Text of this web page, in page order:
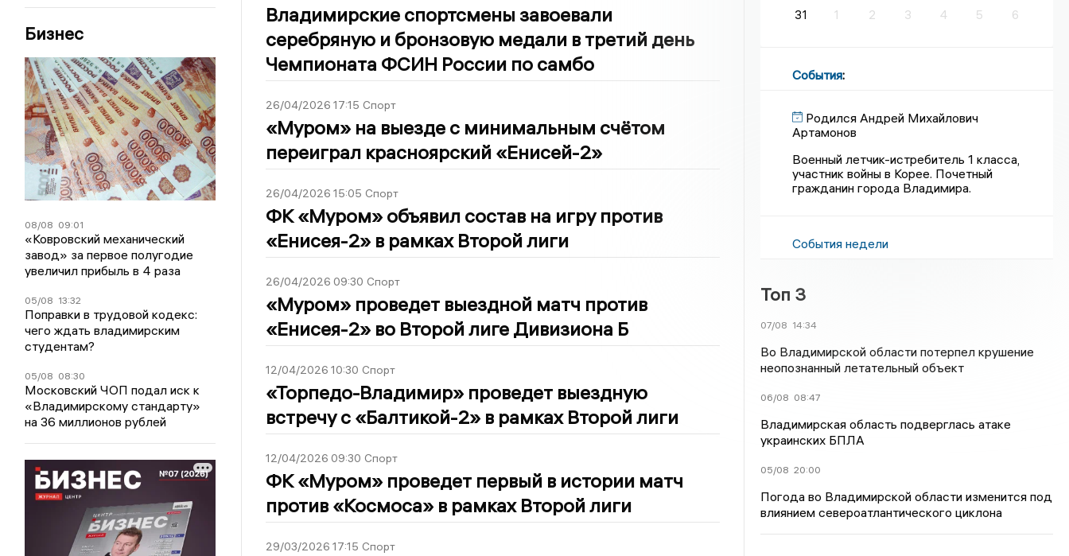
Бизнес
08/08 09:01
«Ковровский механический
завод» за первое полугодие
увеличил прибыль в 4 раза
05/08 13:32
Поправки в трудовой кодекс:
чего ждать владимирским
студентам?
05/08 08:30
Московский ЧОП подал иск к
«Владимирскому стандарту»
на 36 миллионов рублей
Владимирские спортсмены завоевали
серебряную и бронзовую медали в третий день
Чемпионата ФСИН России по самбо
26/04/2026 17:15 Спорт
«Муром» на выезде с минимальным счётом
переиграл красноярский «Енисей-2»
26/04/2026 15:05 Спорт
ФК «Муром» объявил состав на игру против
«Енисея-2» в рамках Второй лиги
26/04/2026 09:30 Спорт
«Муром» проведет выездной матч против
«Енисея-2» во Второй лиге Дивизиона Б
12/04/2026 10:30 Спорт
«Торпедо-Владимир» проведет выездную
встречу с «Балтикой-2» в рамках Второй лиги
12/04/2026 09:30 Спорт
ФК «Муром» проведет первый в истории матч
против «Космоса» в рамках Второй лиги
29/03/2026 17:15 Спорт
31
1 2 3 4 5 6
События:
Родился Андрей Михайлович
Артамонов
Военный летчик-истребитель 1 класса,
участник войны в Корее. Почетный
гражданин города Владимира.
События недели
Топ 3
07/08 14:34
Во Владимирской области потерпел крушение
неопознанный летательный объект
06/08 08:47
Владимирская область подверглась атаке
украинских БПЛА
05/08 20:00
Погода во Владимирской области изменится под
влиянием североатлантического циклона